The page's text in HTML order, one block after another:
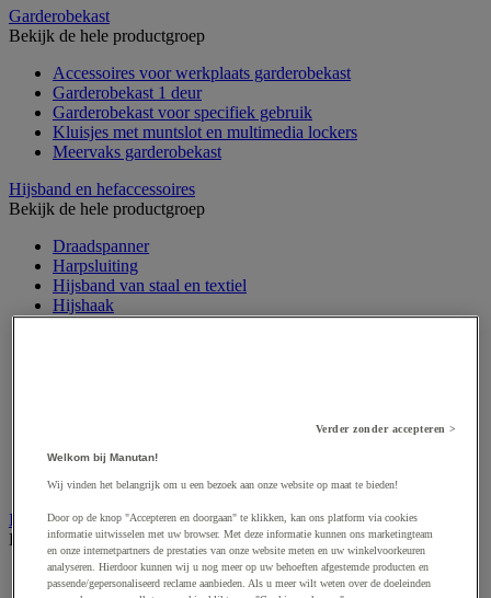
Garderobekast
Bekijk de hele productgroep
Accessoires voor werkplaats garderobekast
Garderobekast 1 deur
Garderobekast voor specifiek gebruik
Kluisjes met muntslot en multimedia lockers
Meervaks garderobekast
Hijsband en hefaccessoires
Bekijk de hele productgroep
Draadspanner
Harpsluiting
Hijsband van staal en textiel
Hijshaak
Hijsklem
Stalen ketting
Touw en draad
Industriële en magazijnstellingen
Bekijk de hele productgroep
Doorschuifstelling en doorrolstelling
Verder zonder accepteren >
Welkom bij Manutan!
Wij vinden het belangrijk om u een bezoek aan onze website op maat te bieden!
Door op de knop "Accepteren en doorgaan" te klikken, kan ons platform via cookies
informatie uitwisselen met uw browser. Met deze informatie kunnen ons marketingteam
en onze internetpartners de prestaties van onze website meten en uw winkelvoorkeuren
analyseren. Hierdoor kunnen wij u nog meer op uw behoeften afgestemde producten en
passende/gepersonaliseerd reclame aanbieden. Als u meer wilt weten over de doeleinden